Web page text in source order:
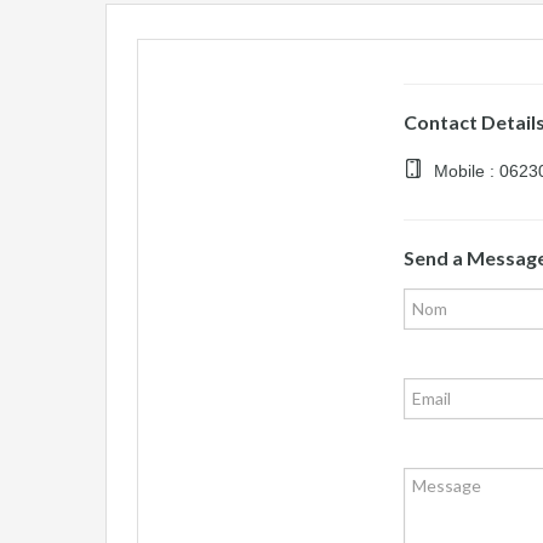
Contact Details
Mobile :
Send a